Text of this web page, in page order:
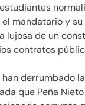
mandatario y su
lujosa de un
contratos
derrumbado
que Peña